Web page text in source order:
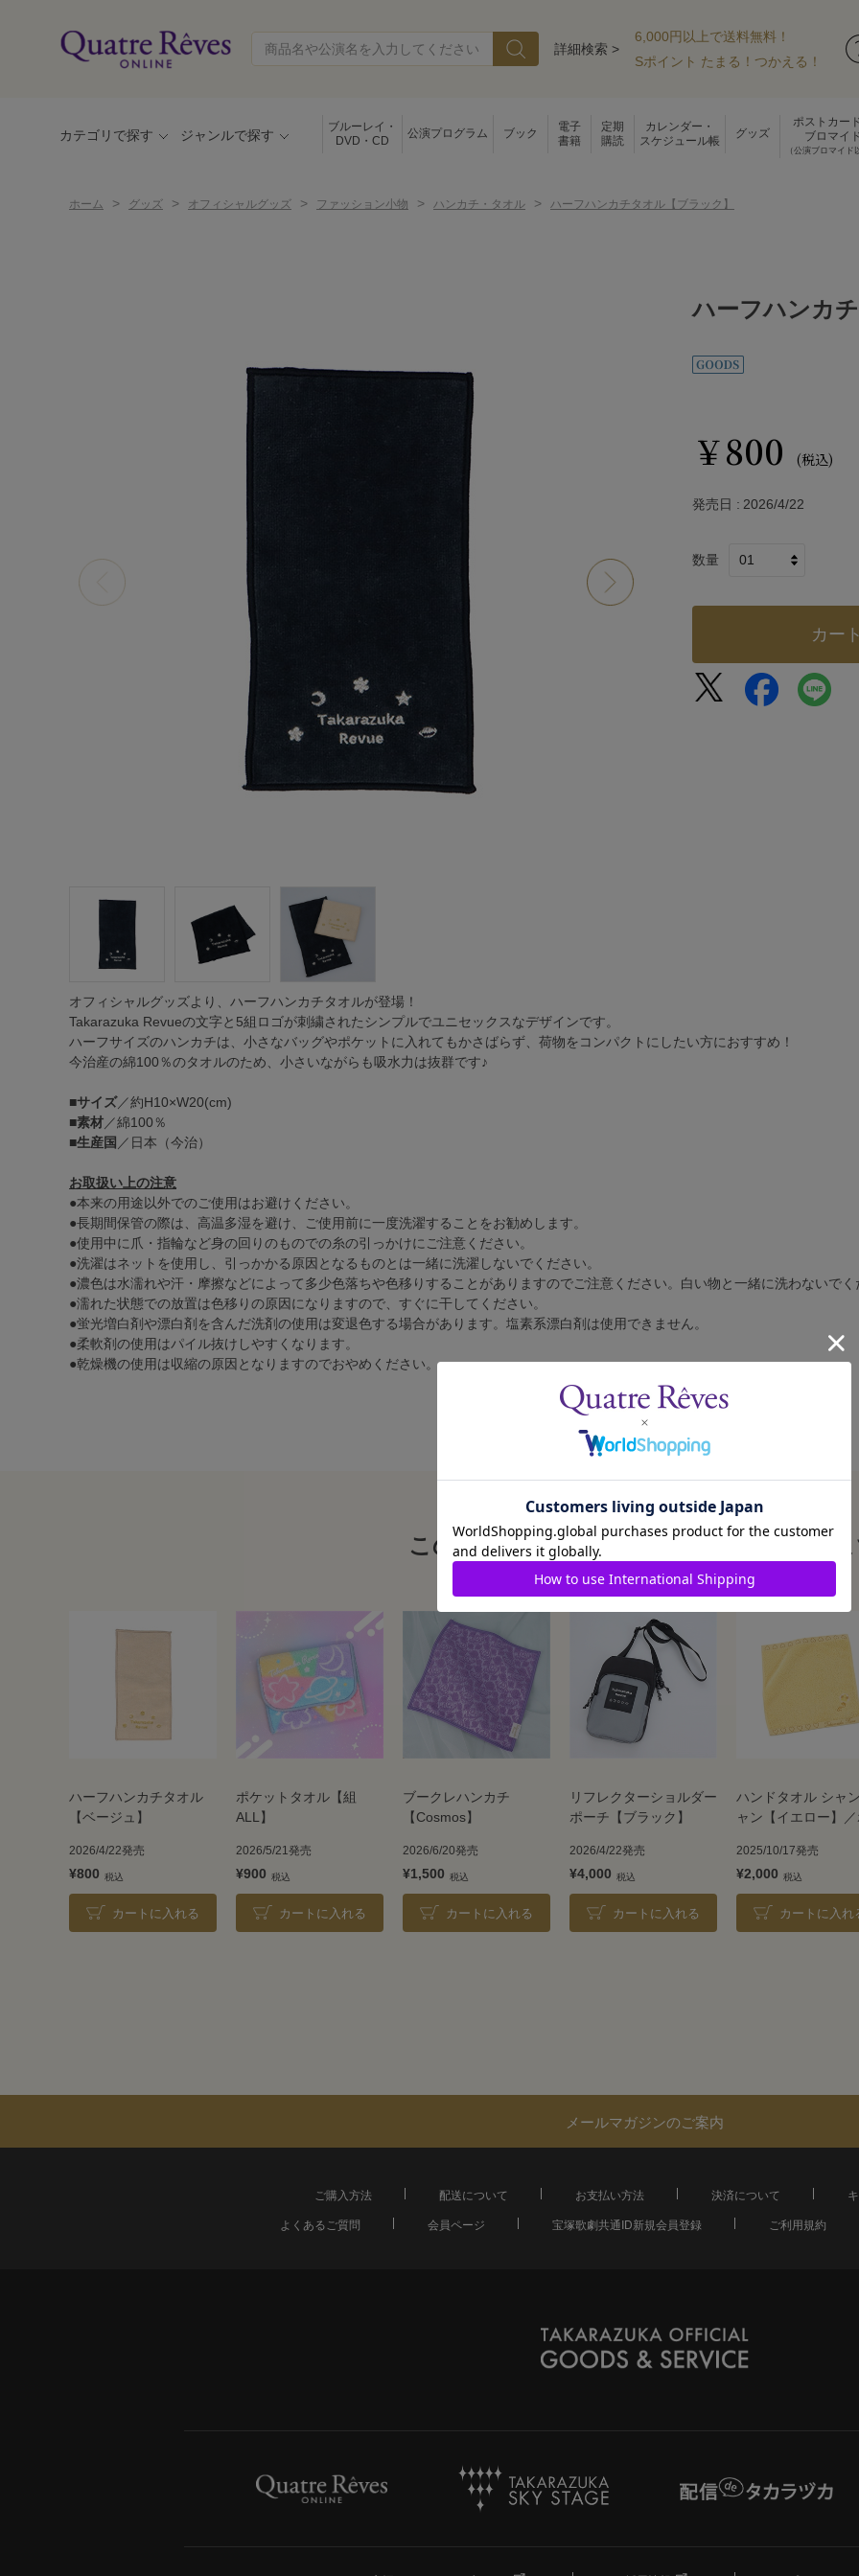
詳細検索 >
6,000円以上で送料無料！
Sポイント たまる！つかえる！
カテゴリで探す ジャンルで探す
ブルーレイ・
DVD・CD
公演プログラム ブック
電子
書籍
定期
購読
カレンダー・
スケジュール帳
グッズ
ポストカー
ブロマイ
（公演ブロマイド
ホーム > グッズ > オフィシャルグッズ > ファッション小物 > ハンカチ・タオル > ハーフハンカチタオル【ブラック】
オフィシャルグッズより、ハーフハンカチタオルが登場！
Takarazuka Revueの文字と5組ロゴが刺繍されたシンプルでユニセックスなデザインです。
ハーフサイズのハンカチは、小さなバッグやポケットに入れてもかさばらず、荷物をコンパクトにしたい方におすすめ！
今治産の綿100％のタオルのため、小さいながらも吸水力は抜群です♪
■サイズ／約H10×W20(cm)
■素材／綿100％
■生産国 ／日本（今治）
お取扱い上の注意
●本来の用途以外でのご使用はお避けください。
●長期間保管の際は、高温多湿を避け、ご使用前に一度洗濯することをお勧めします。
●使用中に爪・指輪など身の回りのものでの糸の引っかけにご注意ください。
●洗濯はネットを使用し、引っかかる原因となるものとは一緒に洗濯しないでください。
●濃色は水濡れや汗・摩擦などによって多少色落ちや色移りすることがありますのでご注意ください。白い物と一緒に洗わないでく
●濡れた状態での放置は色移りの原因になりますので、すぐに干してください。
●蛍光増白剤や漂白剤を含んだ洗剤の使用は変退色する場合があります。塩素系漂白剤は使用できません。
●柔軟剤の使用はパイル抜けしやすくなります。
●乾燥機の使用は収縮の原因となりますのでおやめください。
ハーフハンカ
￥800 (税込)
発売日 2026/4/22
数量
カー
この商品を見た人はこんな商品も見てい
ハーフハンカチタオル
【ベージュ】
2026/4/22発売
¥800
カートに入れる
ポケットタオル【組
ALL】
2026/5/21発売
¥900
カートに入れる
ブークレハンカチ
【Cosmos】
2026/6/20発売
¥1,500
カートに入れる
リフレクターショルダー
ポーチ【ブラック】
2026/4/22発売
¥4,000
カートに入れる
ハンドタオル シャ
ャン【イエロー】
2025/10/17発売
¥2,000
カートに入れ
メールマガジンのご案内
ご購入方法 配送について お支払い方法 決済について
よくあるご質問
会員ページ 宝塚歌劇共通ID新規会員登録 ご利用規約